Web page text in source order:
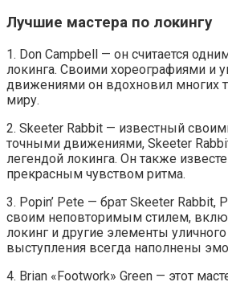
Лучшие мастера по локингу
1. Don Campbell — он считается
локинга. Своими хореографиями и
движениями он вдохновил многих
миру.
2. Skeeter Rabbit — известный
точными движениями, Skeeter
легендой локинга. Он также
прекрасным чувством ритма.
3. Popin’ Pete — брат Skeeter Rabbit,
своим неповторимым стилем,
локинг и другие элементы уличного
выступления всегда наполнены
4. Brian «Footwork» Green — этот